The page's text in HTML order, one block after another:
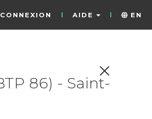
CONNEXION AIDE EN
86) - Saint-